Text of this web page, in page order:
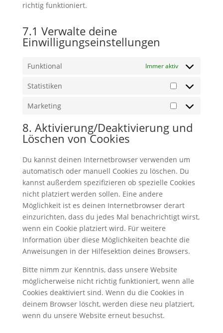
richtig funktioniert.
7.1 Verwalte deine
Einwilligungseinstellungen
Funktional Immer aktiv
Statistiken
Statistiken
Marketing
Marketing
8. Aktivierung/Deaktivierung und
Löschen von Cookies
Du kannst deinen Internetbrowser verwenden um
automatisch oder manuell Cookies zu löschen. Du
kannst außerdem spezifizieren ob spezielle Cookies
nicht platziert werden sollen. Eine andere
Möglichkeit ist es deinen Internetbrowser derart
einzurichten, dass du jedes Mal benachrichtigt wirst,
wenn ein Cookie platziert wird. Für weitere
Information über diese Möglichkeiten beachte die
Anweisungen in der Hilfesektion deines Browsers.
Bitte nimm zur Kenntnis, dass unsere Website
möglicherweise nicht richtig funktioniert, wenn alle
Cookies deaktiviert sind. Wenn du die Cookies in
deinem Browser löscht, werden diese neu platziert,
wenn du unsere Website erneut besuchst.